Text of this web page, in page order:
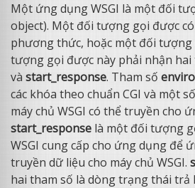
Một ứng dụng WSGI là một đối
object). Một đối tượng gọi được
phương thức, hoặc một đối tượng
tượng gọi được này phải nhận hai
và start_response. Tham số
các khóa theo chuẩn CGI và một
máy chủ WSGI có thể truyền cho
start_response là một đối tượng
WSGI cung cấp cho ứng dụng để
truyền dữ liệu cho máy chủ WSGI.
hai tham số là dòng trạng thái trả